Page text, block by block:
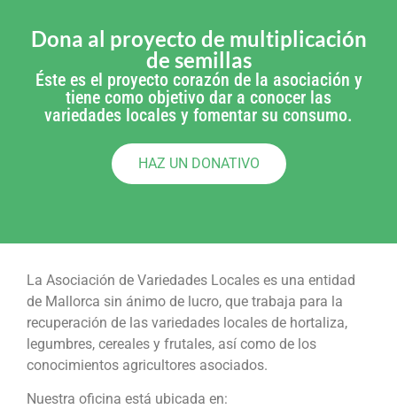
Dona al proyecto de multiplicación
de semillas
Éste es el proyecto corazón de la asociación y
tiene como objetivo dar a conocer las
variedades locales y fomentar su consumo.
HAZ UN DONATIVO
La Asociación de Variedades Locales es una entidad
de Mallorca sin ánimo de lucro, que trabaja para la
recuperación de las variedades locales de hortaliza,
legumbres, cereales y frutales, así como de los
conocimientos agricultores asociados.
Nuestra oficina está ubicada en: